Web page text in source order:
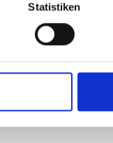
Statistiken